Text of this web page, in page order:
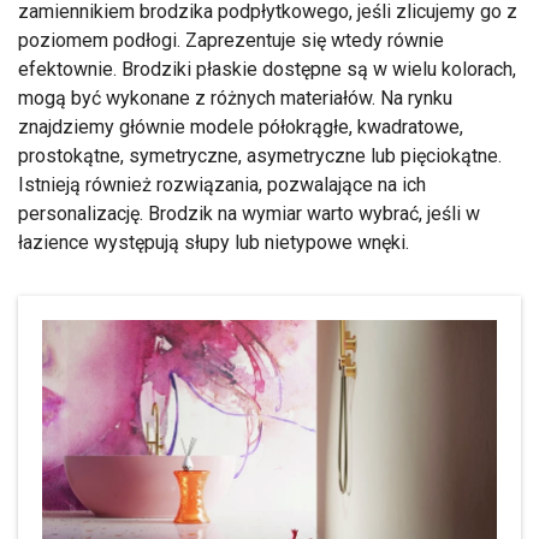
zamiennikiem brodzika podpłytkowego, jeśli zlicujemy go z
poziomem podłogi. Zaprezentuje się wtedy równie
efektownie. Brodziki płaskie dostępne są w wielu kolorach,
mogą być wykonane z różnych materiałów. Na rynku
znajdziemy głównie modele półokrągłe, kwadratowe,
prostokątne, symetryczne, asymetryczne lub pięciokątne.
Istnieją również rozwiązania, pozwalające na ich
personalizację. Brodzik na wymiar warto wybrać, jeśli w
łazience występują słupy lub nietypowe wnęki.